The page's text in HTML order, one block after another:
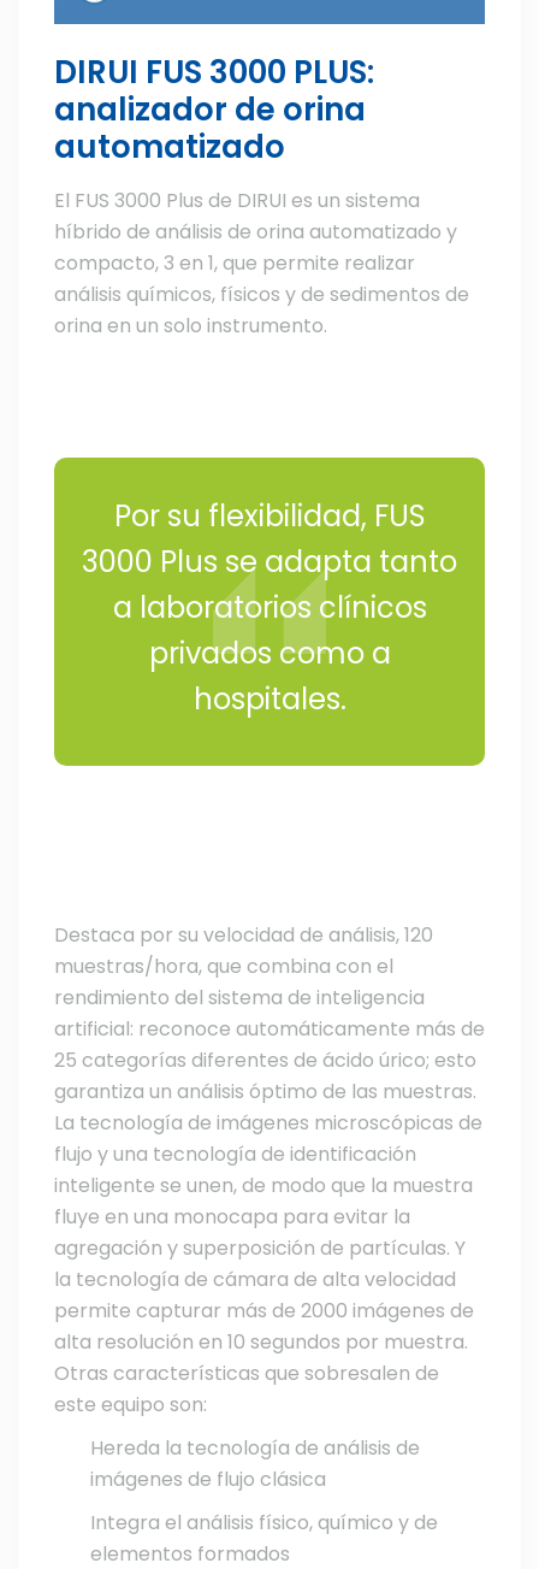
DIRUI FUS 3000 PLUS:
analizador de orina
automatizado
El FUS 3000 Plus de DIRUI es un sistema
híbrido de análisis de orina automatizado y
compacto, 3 en 1, que permite realizar
análisis químicos, físicos y de sedimentos de
orina en un solo instrumento.
Por su flexibilidad, FUS
3000 Plus se adapta tanto
a laboratorios clínicos
privados como a
hospitales.
Destaca por su velocidad de análisis, 120
muestras/hora, que combina con el
rendimiento del sistema de inteligencia
artificial: reconoce automáticamente más de
25 categorías diferentes de ácido úrico; esto
garantiza un análisis óptimo de las muestras.
La tecnología de imágenes microscópicas de
flujo y una tecnología de identificación
inteligente se unen, de modo que la muestra
fluye en una monocapa para evitar la
agregación y superposición de partículas. Y
la tecnología de cámara de alta velocidad
permite capturar más de 2000 imágenes de
alta resolución en 10 segundos por muestra.
Otras características que sobresalen de
este equipo son:
Hereda la tecnología de análisis de
imágenes de flujo clásica
Integra el análisis físico, químico y de
elementos formados